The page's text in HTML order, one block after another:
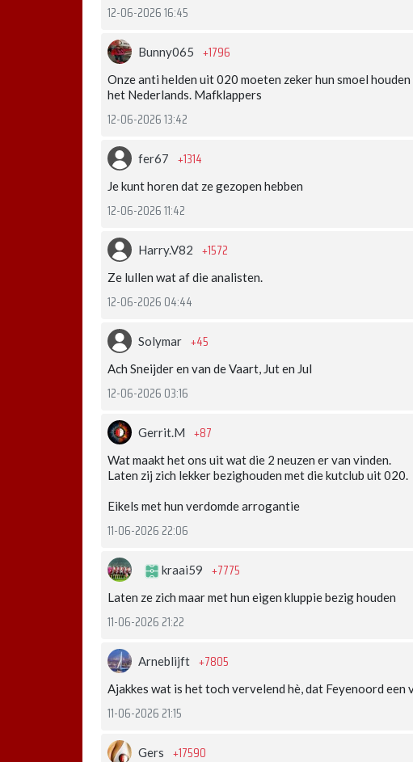
12-06-2026 16:45
Bunny065 +1796
Onze anti helden uit 020 moeten zeker hun smoel
het Nederlands. Mafklappers
12-06-2026 13:42
fer67 +1314
Je kunt horen dat ze gezopen hebben
12-06-2026 11:42
Harry.V82 +1572
Ze lullen wat af die analisten.
12-06-2026 04:44
Solymar +45
Ach Sneijder en van de Vaart, Jut en Jul
12-06-2026 03:16
Gerrit.M +87
Wat maakt het ons uit wat die 2 neuzen er van vinden.
Laten zij zich lekker bezighouden met die kutclub uit 020.
Eikels met hun verdomde arrogantie
11-06-2026 22:06
kraai59 +7775
Laten ze zich maar met hun eigen kluppie bezig houden
11-06-2026 21:22
Arneblijft +7805
Ajakkes wat is het toch vervelend hè, dat Feyenoord een
11-06-2026 21:15
Gers +17590